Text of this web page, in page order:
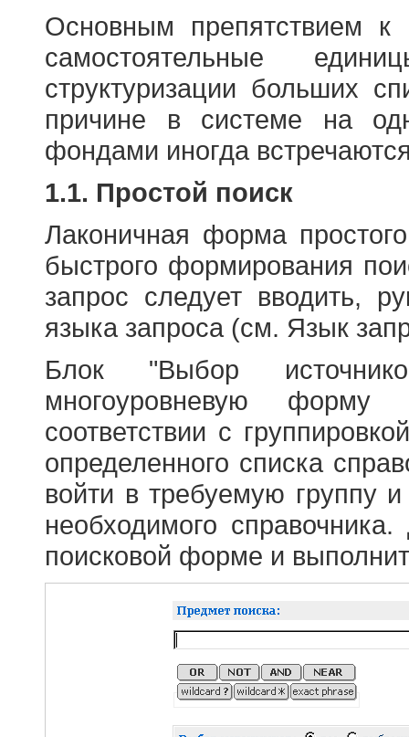
Основным препятствием
самостоятельные
структуризации больших
причине в системе на
фондами иногда
1.1. Простой поиск
Лаконичная форма
быстрого формирования
запрос следует вводить,
языка запроса (см. Язык
Блок "Выбор
многоуровневую форму
соответствии с
определенного списка
войти в требуемую группу и
необходимого
поисковой форме и